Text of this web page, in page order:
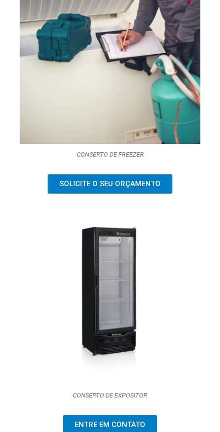
CONSERTO DE FREEZER
SOLICITE O SEU ORÇAMENTO
CONSERTO DE EXPOSITOR
ENTRE EM CONTATO